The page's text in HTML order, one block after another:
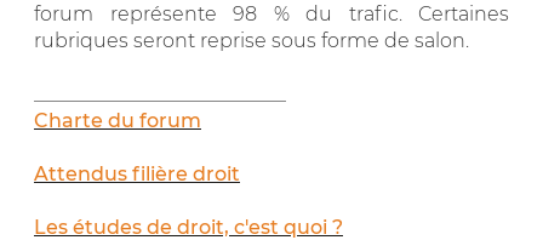
forum représente 98 % du trafic. Certaines
rubriques seront reprise sous forme de salon.
Charte du forum
Attendus filière droit
Les études de droit, c'est quoi ?